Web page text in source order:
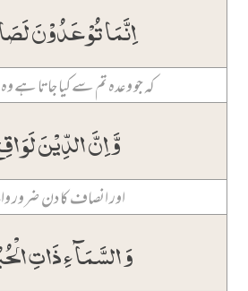
اِنَّمَا تُوۡعَدُوۡنَ
کہ جو وعدہ تم سے کیا جاتا ہے
وَّ اِنَّ الدِّیۡنَ
اور انصاف کا دن ضرور
وَ السَّمَآءِ ذَاتِ